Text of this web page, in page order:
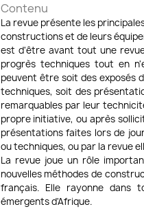
Contenu
La revue présente les
constructions et de leurs
est d'être avant tout une
progrès techniques tout en
peuvent être soit des exposés
techniques, soit des
remarquables par leur
propre initiative, ou après
présentations faites lors de
ou techniques, ou par la revue
La revue joue un rôle
nouvelles méthodes de
français. Elle rayonne dans
émergents d'Afrique.